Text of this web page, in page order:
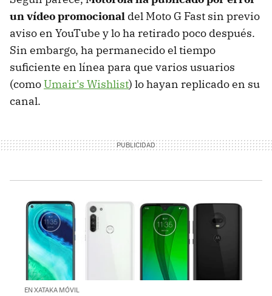
un vídeo promocional del Moto G Fast sin previo
aviso en YouTube y lo ha retirado poco después.
Sin embargo, ha permanecido el tiempo
suficiente en línea para que varios usuarios
(comoUmair's Wishlist) lo hayan replicado en su
canal.
EN XATAKA MÓVIL